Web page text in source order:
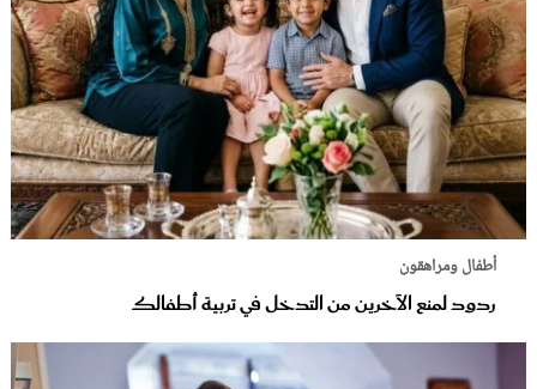
أطفال ومراهقون
ردود لمنع الآخرين من التدخل في تربية أطفالك